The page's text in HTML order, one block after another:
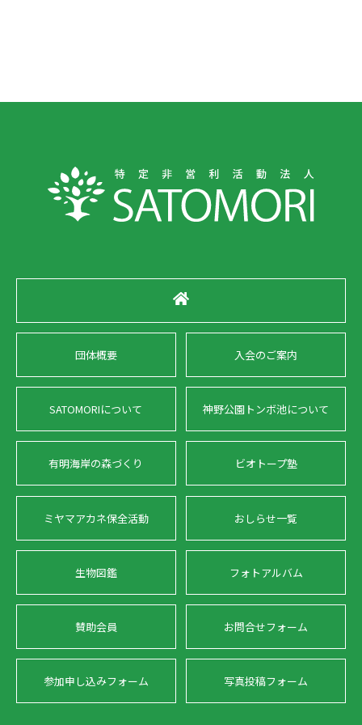
団体概要 入会のご案内
SATOMORIについて 神野公園トンボ池について
有明海岸の森づくり ビオトープ塾
ミヤマアカネ保全活動 おしらせ一覧
生物図鑑 フォトアルバム
賛助会員 お問合せフォーム
参加申し込みフォーム 写真投稿フォーム